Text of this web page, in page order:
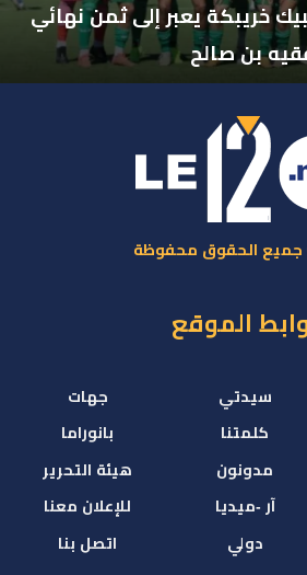
خريبكة يعبر إلى ثمن نهائي
بن صالح
الموقع
سيدتي
كلمتنا
مدونون
آر -ميديا
دولي
جهات
بانوراما
هيئة التحرير
للإعلان معنا
اتصل بنا